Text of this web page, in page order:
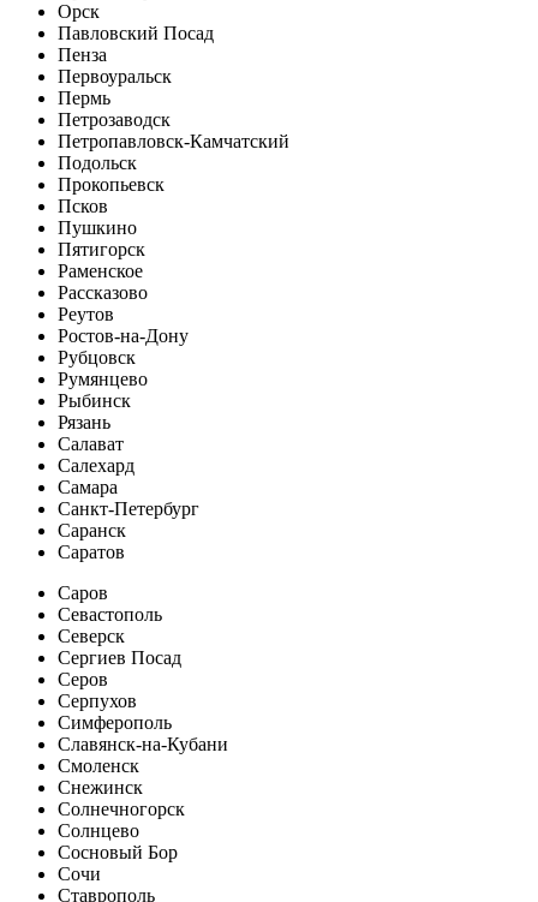
Орск
Павловский Посад
Пенза
Первоуральск
Пермь
Петрозаводск
Петропавловск-Камчатский
Подольск
Прокопьевск
Псков
Пушкино
Пятигорск
Раменское
Рассказово
Реутов
Ростов-на-Дону
Рубцовск
Румянцево
Рыбинск
Рязань
Салават
Салехард
Самара
Санкт-Петербург
Саранск
Саратов
Саров
Севастополь
Северск
Сергиев Посад
Серов
Серпухов
Симферополь
Славянск-на-Кубани
Смоленск
Снежинск
Солнечногорск
Солнцево
Сосновый Бор
Сочи
Ставрополь